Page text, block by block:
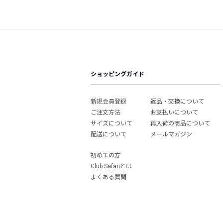
ショッピングガイド
新規会員登録
ご注文方法
サイズについて
配送について
返品・交換について
お支払いについて
再入荷の商品について
メールマガジン
初めての方
Club Safariとは
よくある質問